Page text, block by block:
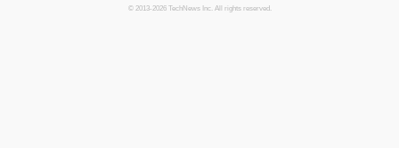
© 2013-2026 TechNews Inc. All rights reserved.